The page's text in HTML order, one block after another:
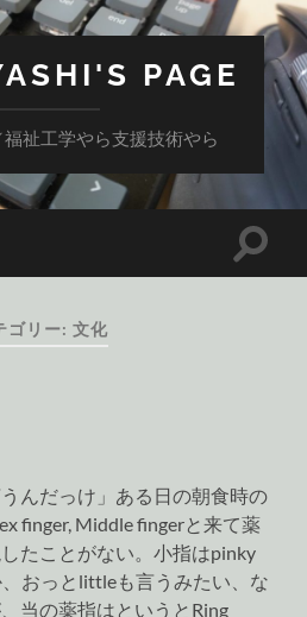
PAGE
祉工学やら支援技術やら
検
ゴリー: 文化
んだっけ」ある日の朝食時の
finger, Middle fingerと来て薬
たことがない。小指はpinky
おっとlittleも言うみたい、な
当の薬指はというとRing